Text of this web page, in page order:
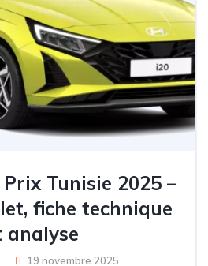
Tunisie 2025 –
fiche technique
analyse
19 novembre 2025